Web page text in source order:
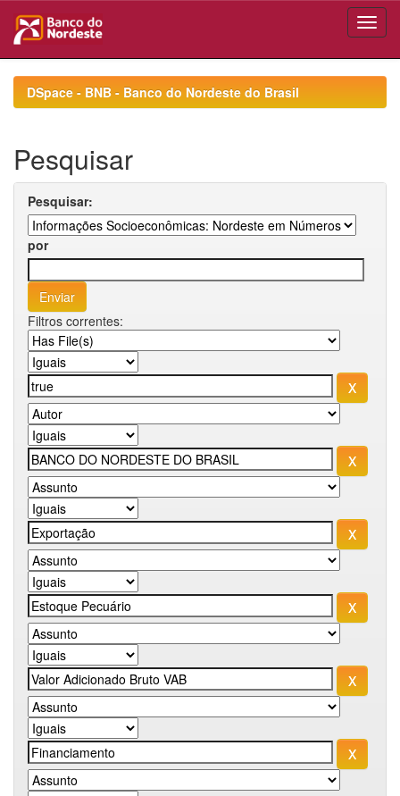
navigationDSpace - BNB - Banco do Nordeste do Brasil
Pesquisar
Pesquisar:
por
Filtros correntes: